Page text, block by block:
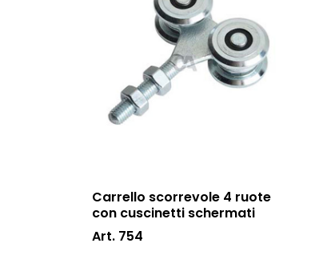
Carrello scorrevole 4 ruote
con cuscinetti schermati
Art. 754